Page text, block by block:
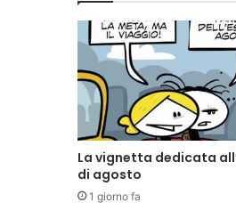
La vignetta dedicata
di agosto
1 giorno fa